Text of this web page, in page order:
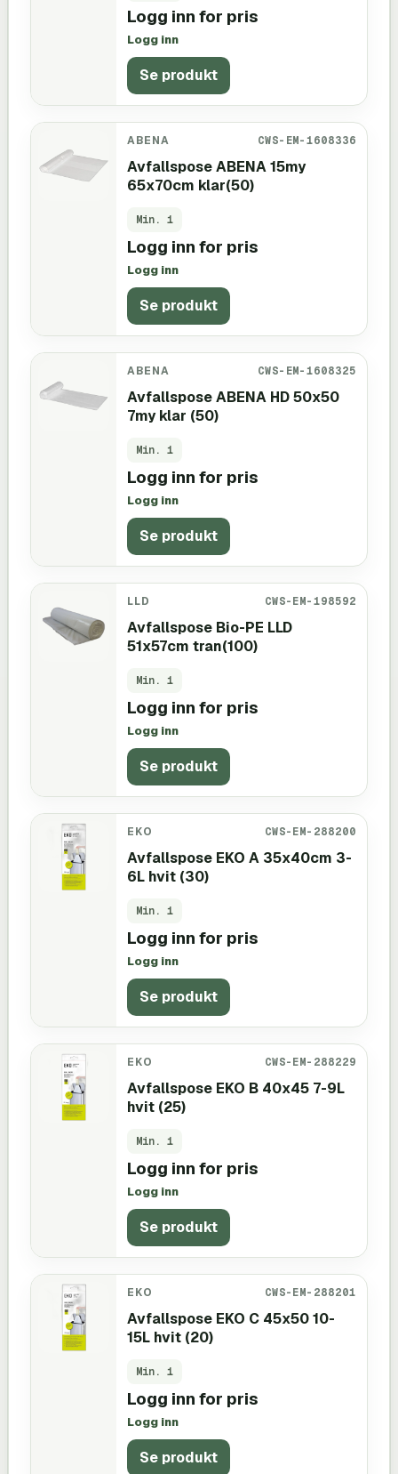
Logg inn for pris
Logg inn
Se produkt
ABENA CWS-EM-1608336
Avfallspose ABENA 15my
65x70cm klar(50)
Min. 1
Logg inn for pris
Logg inn
Se produkt
ABENA CWS-EM-1608325
Avfallspose ABENA HD 50x50
7my klar (50)
Min. 1
Logg inn for pris
Logg inn
Se produkt
LLD CWS-EM-198592
Avfallspose Bio-PE LLD
51x57cm tran(100)
Min. 1
Logg inn for pris
Logg inn
Se produkt
EKO CWS-EM-288200
Avfallspose EKO A 35x40cm 3-
6L hvit (30)
Min. 1
Logg inn for pris
Logg inn
Se produkt
EKO CWS-EM-288229
Avfallspose EKO B 40x45 7-9L
hvit (25)
Min. 1
Logg inn for pris
Logg inn
Se produkt
EKO CWS-EM-288201
Avfallspose EKO C 45x50 10-
15L hvit (20)
Min. 1
Logg inn for pris
Logg inn
Se produkt